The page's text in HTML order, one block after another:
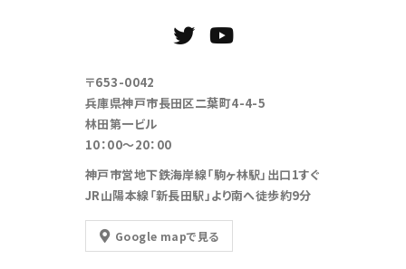
〒653-0042
兵庫県神戸市長田区二葉町4-4-5
林田第一ビル
10：00～20：00
神戸市営地下鉄海岸線「駒ヶ林駅」出口1すぐ
JR山陽本線「新長田駅」より南へ徒歩約9分
Google mapで見る